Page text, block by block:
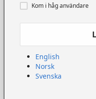
Kom
ihåg
Kom i håg användare
English
Norsk
Svenska